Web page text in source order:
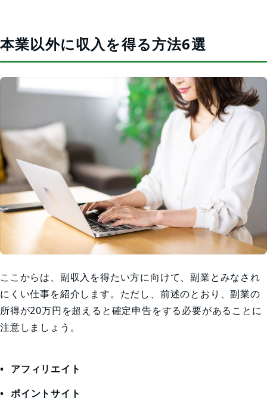
本業以外に収入を得る方法6選
ここからは、副収入を得たい方に向けて、副業とみなされ
にくい仕事を紹介します。ただし、前述のとおり、副業の
所得が20万円を超えると確定申告をする必要があることに
注意しましょう。
アフィリエイト
ポイントサイト